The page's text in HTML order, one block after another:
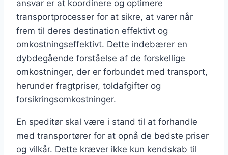
ansvar er at koordinere og optimere
transportprocesser for at sikre, at varer når
frem til deres destination effektivt og
omkostningseffektivt. Dette indebærer en
dybdegående forståelse af de forskellige
omkostninger, der er forbundet med transport,
herunder fragtpriser, toldafgifter og
forsikringsomkostninger.
En speditør skal være i stand til at forhandle
med transportører for at opnå de bedste priser
og vilkår. Dette kræver ikke kun kendskab til